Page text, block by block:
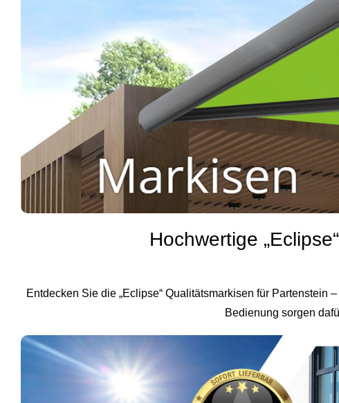
Hochwertige
Entdecken Sie die „Eclipse“ Qualitätsmarkisen für Partenstein
Bedienung sorgen